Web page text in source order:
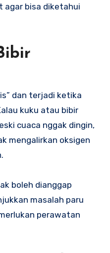
agar bisa diketahui
dan terjadi ketika
kuku atau bibir
cuaca nggak dingin,
mengalirkan oksigen
boleh dianggap
masalah paru
perawatan